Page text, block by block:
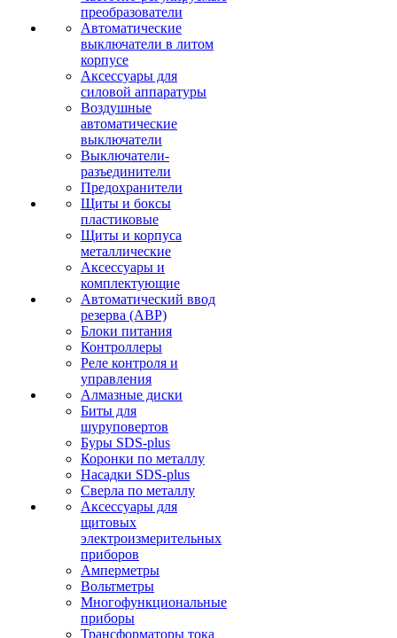
преобразователи
Автоматические
выключатели в литом
корпусе
Аксессуары для
силовой аппаратуры
Воздушные
автоматические
выключатели
Выключатели-
разъединители
Предохранители
Щиты и боксы
пластиковые
Щиты и корпуса
металлические
Аксессуары и
комплектующие
Автоматический ввод
резерва (АВР)
Блоки питания
Контроллеры
Реле контроля и
управления
Алмазные диски
Биты для
шуруповертов
Буры SDS-plus
Коронки по металлу
Насадки SDS-plus
Сверла по металлу
Аксессуары для
щитовых
электроизмерительных
приборов
Амперметры
Вольтметры
Многофункциональные
приборы
Трансформаторы тока